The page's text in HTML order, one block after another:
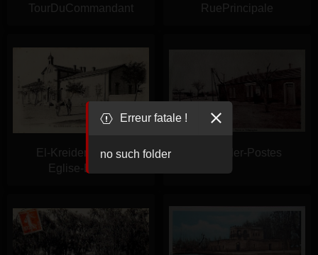
TourDuCommandant
RuePrincipale
El-Kreider-Mairie-
Eglise-Ecole
El-Kreider-Postes
Erreur fatale !
no such folder